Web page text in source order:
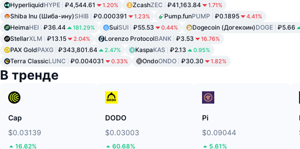
HyperliquidHYPE ₽4,544.61 1.20% ZcashZEC ₽41,163.84 1.71%
Shiba Inu (Шиба-ину)SHIB ₽0.000391 1.23% Pump.funPUMP ₽0.1895 4.41%
HeimaHEI ₽36.44 181.29% SuiSUI ₽55.53 0.44% Dogecoin (Догекоин)DOGE ₽5.66
StellarXLM ₽13.15 2.04% Lorenzo ProtocolBANK ₽3.53 16.76%
PAX GoldPAXG ₽343,801.64 2.47% KaspaKAS ₽2.13 0.95%
Terra ClassicLUNC ₽0.004031 0.33% OndoONDO ₽30.30 1.82%
В тренде
Cap
$0.03139
16.62%
DODO
$0.03003
60.68%
Pi
$0.09044
5.61%